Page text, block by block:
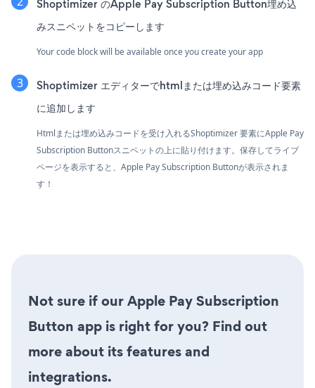
Shoptimizer のApple Pay Subscription Button埋め込
みスニペットをコピーします
Your code block will be available once you create your app
Shoptimizer エディターでhtmlまたは埋め込みコード要素
に追加します
Htmlまたは埋め込みコードを受け入れるShoptimizer 要素にApple Pay
Subscription Buttonスニペットの上に貼り付けます。保存してライブ
ページを表示すると、Apple Pay Subscription Buttonが表示されま
す！
Not sure if our Apple Pay Subscription
Button app is right for you? Find out
more about its features and
integrations.